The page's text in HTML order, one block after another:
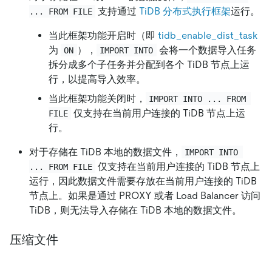
... FROM FILE 支持通过TiDB 分布式执行框架运行。
当此框架功能开启时（即 tidb_enable_dist_task
为
ON ）， IMPORT INTO
会将一个数据导入任务
拆分成多个子任务并分配到各个 TiDB 节点上运
行，以提高导入效率。
当此框架功能关闭时，
IMPORT INTO ... FROM
FILE 仅支持在当前用户连接的 TiDB 节点上运
行。
对于存储在 TiDB 本地的数据文件，
IMPORT INTO
... FROM FILE 仅支持在当前用户连接的 TiDB 节点上
运行，因此数据文件需要存放在当前用户连接的 TiDB
节点上。如果是通过 PROXY 或者 Load Balancer 访问
TiDB，则无法导入存储在 TiDB 本地的数据文件。
压缩文件